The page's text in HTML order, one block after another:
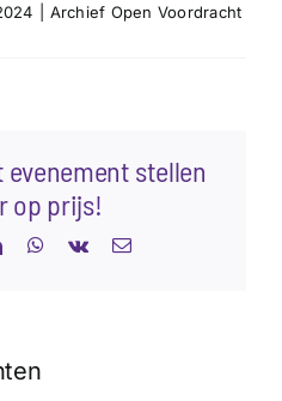
Archief Open Voordracht
stellen
op prijs!
LinkedInWhatsApp
Vk
E-